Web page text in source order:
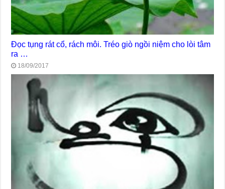
Đọc tụng rát cổ, rách môi. Tréo giò ngồi niệm cho lòi tâm
ra …
18/09/2017